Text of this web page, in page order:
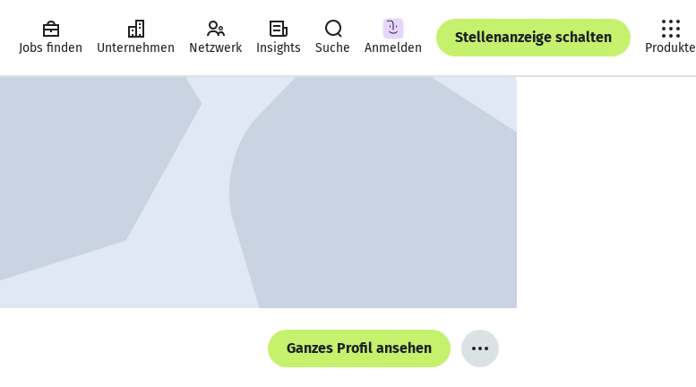
Jobs finden Unternehmen Netzwerk Insights Suche Anmelden
Stellenanzeige schalten
Produkte
Ganzes Profil ansehen